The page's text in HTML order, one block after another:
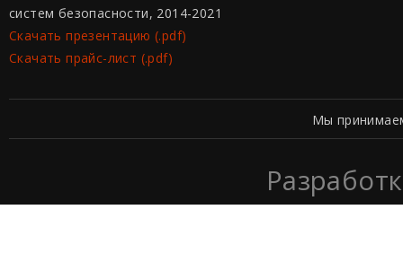
систем безопасности, 2014-2021
Скачать презентацию (.pdf)
Скачать прайс-лист (.pdf)
Мы